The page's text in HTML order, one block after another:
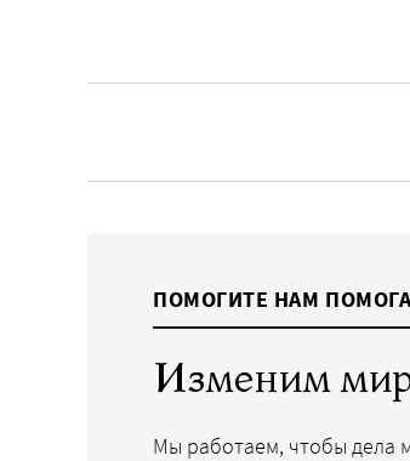
ПОМОГИТЕ НАМ
Изменим
Мы работаем, чтобы дела